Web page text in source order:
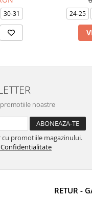
30-31 24-25
noastre
promotiile magazinului.
RETUR -